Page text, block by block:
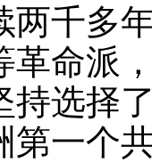
两千多
革命派
持选择
第一个